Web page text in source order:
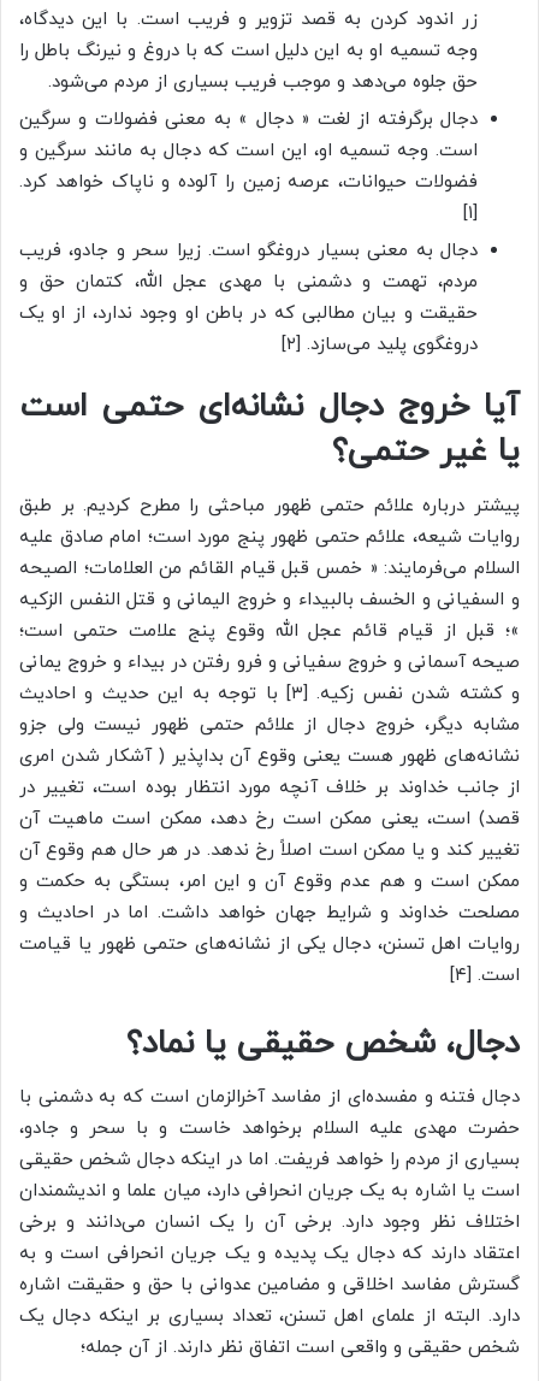
زر اندود کردن به قصد تزویر و فریب است. با این دیدگاه،
وجه تسمیه او به این دلیل است که با دروغ و نیرنگ باطل را
حق جلوه می‌دهد و موجب فریب بسیاری از مردم می‌شود.
دجال برگرفته از لغت « دجال » به معنی فضولات و سرگین
است. وجه تسمیه او، این است که دجال به مانند سرگین و
فضولات حیوانات، عرصه زمین را آلوده و ناپاک خواهد کرد.
[۱]
دجال به معنی بسیار دروغگو است. زیرا سحر و جادو، فریب
مردم، تهمت و دشمنی با مهدی عجل الله، کتمان حق و
حقیقت و بیان مطالبی که در باطن او وجود ندارد، از او یک
دروغگوی پلید می‌سازد. [۲]
آیا خروج دجال نشانه‌ای حتمی است
یا غیر حتمی؟
پیشتر درباره علائم حتمی ظهور مباحثی را مطرح کردیم. بر طبق
روایات شیعه، علائم حتمی ظهور پنج مورد است؛ امام صادق علیه
السلام می‌فرمایند: « خمس قبل قیام القائم من العلامات؛ الصیحه
و السفیانی و الخسف بالبیداء و خروج الیمانی و قتل النفس الزکیه
»؛ قبل از قیام قائم عجل الله وقوع پنج علامت حتمی است؛
صیحه آسمانی و خروج سفیانی و فرو رفتن در بیداء و خروج یمانی
و کشته شدن نفس زکیه. [۳] با توجه به این حدیث و احادیث
مشابه دیگر، خروج دجال از علائم حتمی ظهور نیست ولی جزو
نشانه‌های ظهور هست یعنی وقوع آن بداپذیر ( آشکار شدن امری
از جانب خداوند بر خلاف آنچه مورد انتظار بوده است، تغییر در
قصد) است، یعنی ممکن است رخ دهد، ممکن است ماهیت آن
تغییر کند و یا ممکن است اصلاً رخ ندهد. در هر حال هم وقوع آن
ممکن است و هم عدم وقوع آن و این امر، بستگی به حکمت و
مصلحت خداوند و شرایط جهان خواهد داشت. اما در احادیث و
روایات اهل تسنن، دجال یکی از نشانه‌های حتمی ظهور یا قیامت
است. [۴]
دجال، شخص حقیقی یا نماد؟
دجال فتنه و مفسده‌ای از مفاسد آخرالزمان است که به دشمنی با
حضرت مهدی علیه السلام برخواهد خاست و با سحر و جادو،
بسیاری از مردم را خواهد فریفت. اما در اینکه دجال شخص حقیقی
است یا اشاره به یک جریان انحرافی دارد، میان علما و اندیشمندان
اختلاف نظر وجود دارد. برخی آن را یک انسان می‌دانند و برخی
اعتقاد دارند که دجال یک پدیده و یک جریان انحرافی است و به
گسترش مفاسد اخلاقی و مضامین عدوانی با حق و حقیقت اشاره
دارد. البته از علمای اهل تسنن، تعداد بسیاری بر اینکه دجال یک
شخص حقیقی و واقعی است اتفاق نظر دارند. از آن جمله؛